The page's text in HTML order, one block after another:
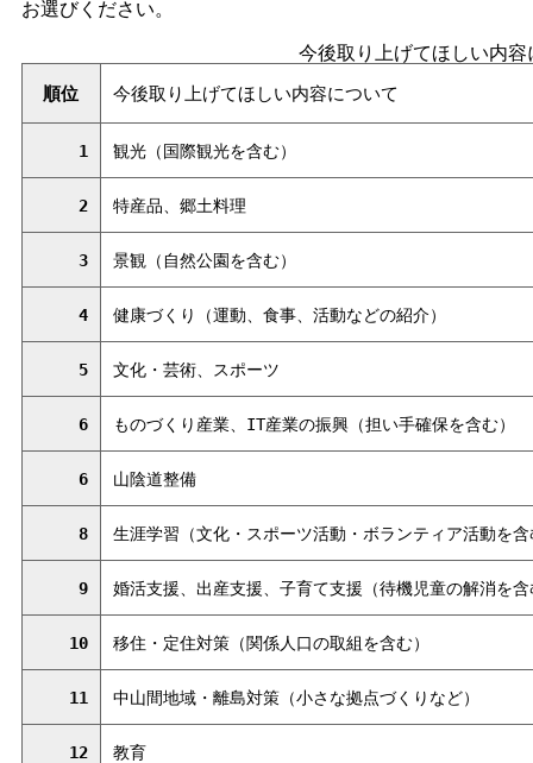
お選びください。
今後取り上げてほしい内
順位 今後取り上げてほしい内容について
1 観光（国際観光を含む）
2 特産品、郷土料理
3 景観（自然公園を含む）
4 健康づくり（運動、食事、活動などの紹介）
5 文化・芸術、スポーツ
6 ものづくり産業、IT産業の振興（担い手確保を含む）
6 山陰道整備
8 生涯学習（文化・スポーツ活動・ボランティア活動を含
9 婚活支援、出産支援、子育て支援（待機児童の解消を含
10 移住・定住対策（関係人口の取組を含む）
11 中山間地域・離島対策（小さな拠点づくりなど）
12 教育